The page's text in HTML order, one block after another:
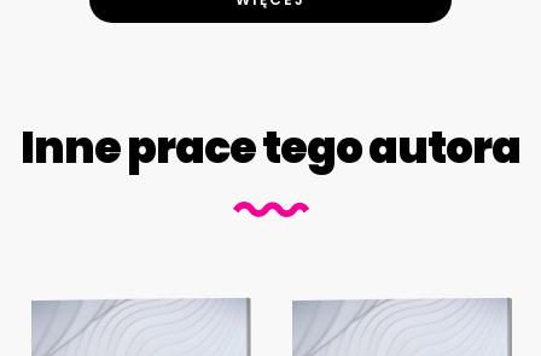
Inne prace tego autora